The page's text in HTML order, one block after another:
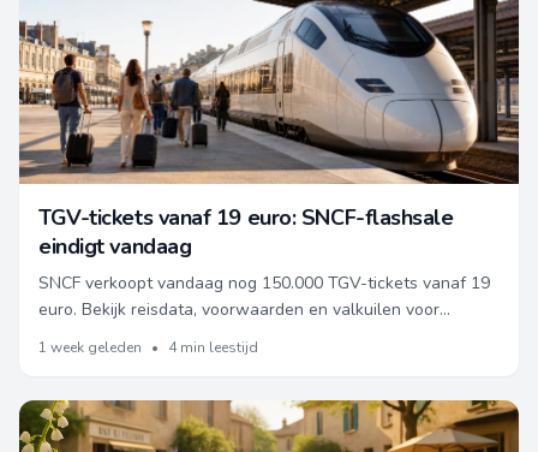
TGV-tickets vanaf 19 euro: SNCF-flashsale
eindigt vandaag
SNCF verkoopt vandaag nog 150.000 TGV-tickets vanaf 19
euro. Bekijk reisdata, voorwaarden en valkuilen voor
Nederlandse en Belgische reizigers.
1 week geleden • 4 min leestijd